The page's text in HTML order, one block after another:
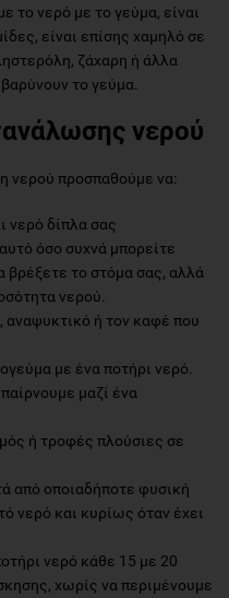
το νερό με το γεύμα, είναι
είναι επίσης χαμηλό σε
ζάχαρη ή άλλα
το γεύμα.
νερού
νερού προσπαθούμε να:
νερό δίπλα σας
όσο συχνά μπορείτε
βρέξετε το στόμα σας, αλλά
νερού.
αναψυκτικό ή τον καφέ που
με ένα ποτήρι νερό.
μαζί ένα
ή τροφές πλούσιες σε
από οποιαδήποτε φυσική
νερό και κυρίως όταν έχει
νερό κάθε 15 με 20
χωρίς να περιμένουμε